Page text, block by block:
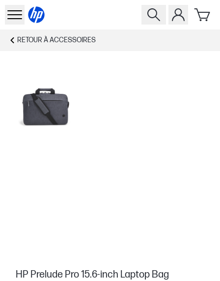
RETOUR ÀACCESSOIRES
HP Prelude Pro 15.6-inch Laptop Bag